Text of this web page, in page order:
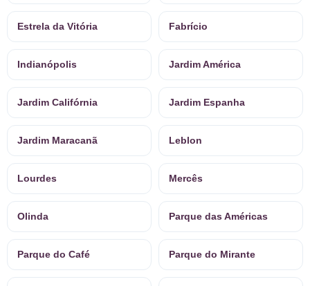
Estrela da Vitória Fabrício
Indianópolis Jardim América
Jardim Califórnia Jardim Espanha
Jardim Maracanã Leblon
Lourdes Mercês
Olinda Parque das Américas
Parque do Café Parque do Mirante